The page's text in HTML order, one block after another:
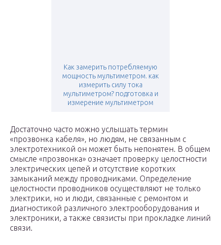
Как замерить потребляемую
мощность мультиметром. как
измерить силу тока
мультиметром? подготовка и
измерение мультиметром
Достаточно часто можно услышать термин
«прозвонка кабеля», но людям, не связанным с
электротехникой он может быть непонятен. В общем
смысле «прозвонка» означает проверку целостности
электрических цепей и отсутствие коротких
замыканий между проводниками. Определение
целостности проводников осуществляют не только
электрики, но и люди, связанные с ремонтом и
диагностикой различного электрооборудования и
электроники, а также связисты при прокладке линий
связи.